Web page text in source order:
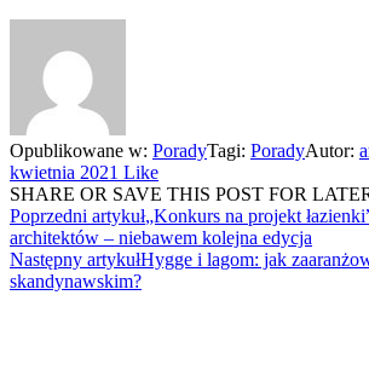
Opublikowane w: PoradyTagi: PoradyAutor:
kwietnia 2021 Like
SHARE OR SAVE THIS POST FOR
Poprzedni artykuł„Konkurs na projekt
architektów – niebawem kolejna edycja
Następny artykułHygge i lagom: jak
skandynawskim?